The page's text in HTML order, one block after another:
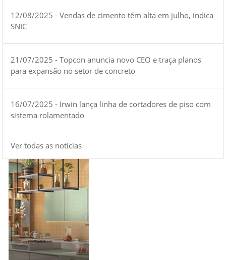
12/08/2025 - Vendas de cimento têm alta em julho, indica
SNIC
21/07/2025 - Topcon anuncia novo CEO e traça planos
para expansão no setor de concreto
16/07/2025 - Irwin lança linha de cortadores de piso com
sistema rolamentado
Ver todas as notícias